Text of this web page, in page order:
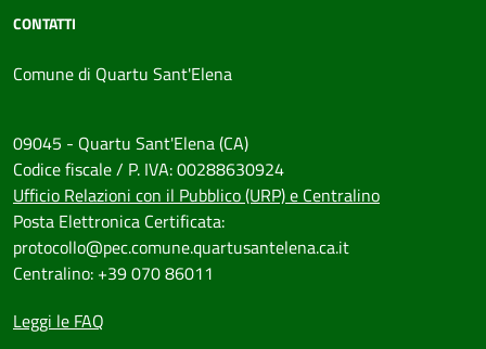
CONTATTI
Comune di Quartu Sant'Elena
09045 - Quartu Sant'Elena (CA)
Codice fiscale / P. IVA: 00288630924
Ufficio Relazioni con il Pubblico (URP) e Centralino
Posta Elettronica Certificata:
protocollo@pec.comune.quartusantelena.ca.it
Centralino: +39 070 86011
Leggi le FAQ